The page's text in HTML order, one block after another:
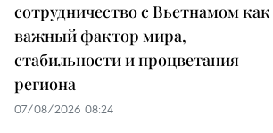
сотрудничество с Вьетнамом как
важный фактор мира,
стабильности и процветания
региона
07/08/2026 08:24